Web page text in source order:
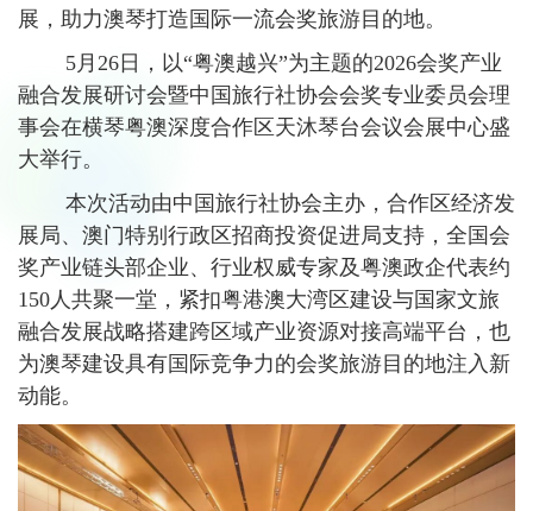
展，助力澳琴打造国际一流会奖旅游目的地。
5月26日，以“粤澳越兴”为主题的2026会奖产业
融合发展研讨会暨中国旅行社协会会奖专业委员会理
事会在横琴粤澳深度合作区天沐琴台会议会展中心盛
大举行。
本次活动由中国旅行社协会主办，合作区经济发
展局、澳门特别行政区招商投资促进局支持，全国会
奖产业链头部企业、行业权威专家及粤澳政企代表约
150人共聚一堂，紧扣粤港澳大湾区建设与国家文旅
融合发展战略搭建跨区域产业资源对接高端平台，也
为澳琴建设具有国际竞争力的会奖旅游目的地注入新
动能。